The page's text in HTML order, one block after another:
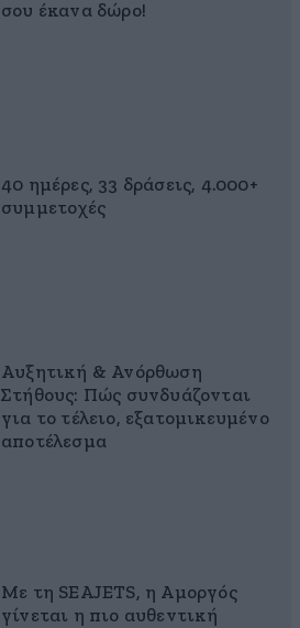
σου έκανα δώρο!
40 ημέρες, 33 δράσεις, 4.000+
συμμετοχές
Αυξητική & Ανόρθωση
Στήθους: Πώς συνδυάζονται
για το τέλειο, εξατομικευμένο
αποτέλεσμα
Με τη SEAJETS, η Αμοργός
γίνεται η πιο αυθεντική